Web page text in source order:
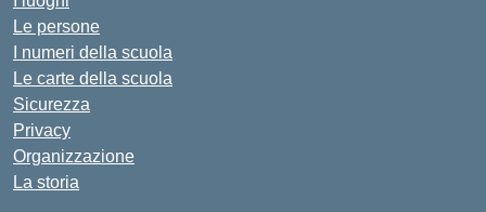
Le persone
I numeri della scuola
Le carte della scuola
Sicurezza
Privacy
Organizzazione
La storia